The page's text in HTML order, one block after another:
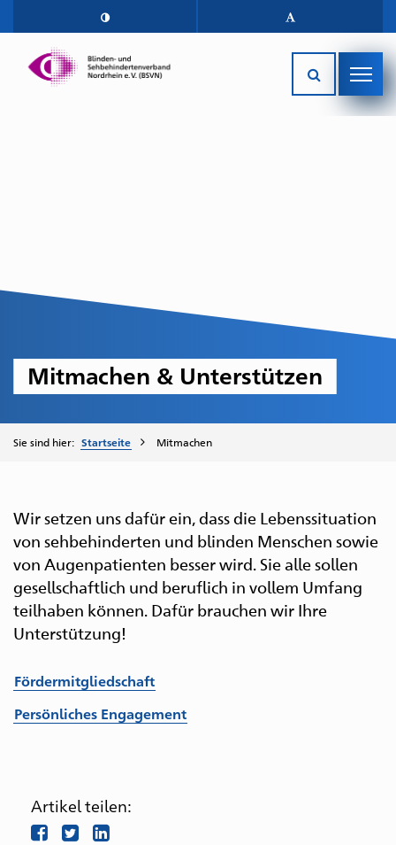
Mitmachen & Unterstützen
Sie sind hier: Startseite Mitmachen
Wir setzen uns dafür ein, dass die Lebenssituation
von sehbehinderten und blinden Menschen sowie
von Augenpatienten besser wird. Sie alle sollen
gesellschaftlich und beruflich in vollem Umfang
teilhaben können. Dafür brauchen wir Ihre
Unterstützung!
Fördermitgliedschaft
Persönliches Engagement
Artikel teilen:
facebook
twitterLinkedIn